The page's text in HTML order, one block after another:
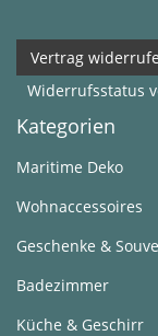
Vertrag
Widerrufsstatus
Kategorien
Maritime Deko
Wohnaccessoires
Geschenke &
Badezimmer
Küche & Geschirr